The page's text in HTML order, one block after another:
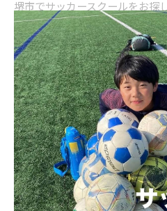
堺市でサッカースクールをお探
みませんか？大阪府堺市西区の
生まで対象のサッカースクール
の便利な立地で、キッズクラス
ュニアクラスでは本格的な技術
堺市西区で子どもたちの健やか
クールです。
< 前のページ 一覧に